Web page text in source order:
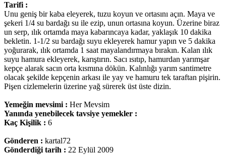
Tarifi :
Unu geniş bir kaba eleyerek, tuzu koyun ve ortasını açın. Maya ve
şekeri 1/4 su bardağı su ile ezip, unun ortasına koyun. Üzerine biraz
un serp, ılık ortamda maya kabarıncaya kadar, yaklaşık 10 dakika
bekletin. 1-1/2 su bardağı suyu ekleyerek hamur yapın ve 5 dakika
yoğurarak, ılık ortamda 1 saat mayalandırmaya bırakın. Kalan ılık
suyu hamura ekleyerek, karıştırın. Sacı ısıtıp, hamurdan yarımşar
kepçe alarak sacın orta kısmına dökün. Kalınlığı yarım santimetre
olacak şekilde kepçenin arkası ile yay ve hamuru tek taraftan pişirin.
Pişen cizlemelerin üzerine yağ sürerek üst üste dizin.
Yemeğin mevsimi : Her Mevsim
Yanında yenebilecek tavsiye yemekler :
Kaç Kişilik : 6
Gönderen : kartal72
Gönderdiği tarih : 22 Eylül 2009